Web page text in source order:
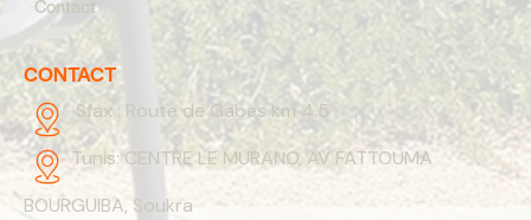
Contact
CONTACT
Sfax : Route de Gabes km 4.5
Tunis:CENTRE LE MURANO, AV FATTOUMA
BOURGUIBA, Soukra